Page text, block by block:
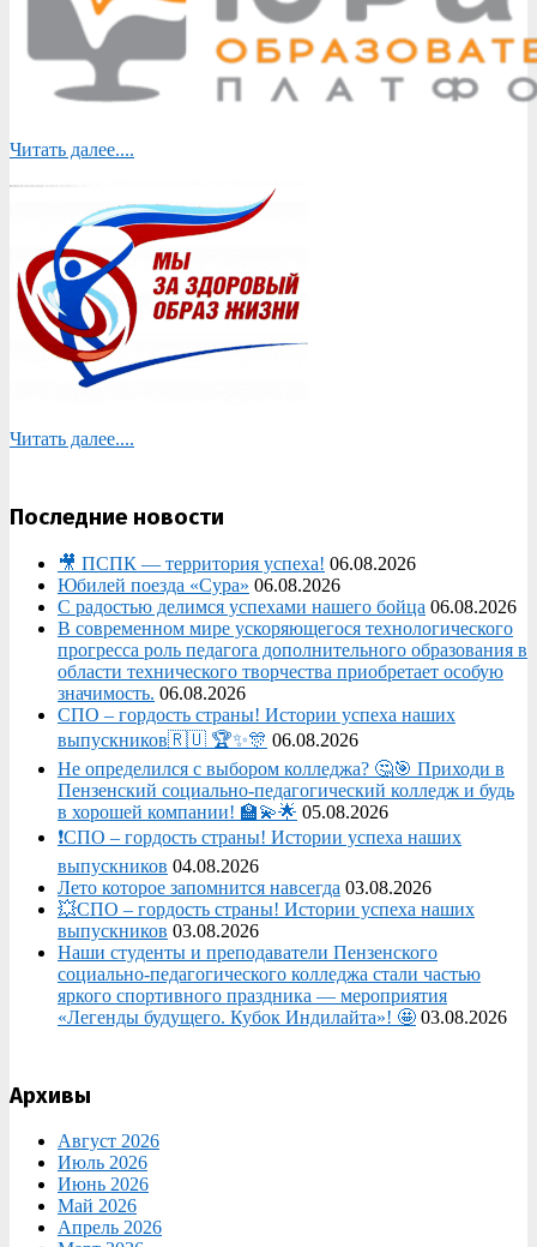
Читать далее....
Читать далее....
Последние новости
🎥 ПСПК — территория успеха! 06.08.2026
Юбилей поезда «Сура» 06.08.2026
С радостью делимся успехами нашего бойца 06.08.2026
В современном мире ускоряющегося технологического
прогресса роль педагога дополнительного образования в
области технического творчества приобретает особую
значимость. 06.08.2026
СПО – гордость страны! Истории успеха наших
выпускников🇷🇺 🏆✨🎊 06.08.2026
Не определился с выбором колледжа? 🤔🎯 Приходи в
Пензенский социально-педагогический колледж и будь
в хорошей компании! 🏫💫🌟 05.08.2026
❗СПО – гордость страны! Истории успеха наших
выпускников 04.08.2026
Лето которое запомнится навсегда 03.08.2026
💥СПО – гордость страны! Истории успеха наших
выпускников 03.08.2026
Наши студенты и преподаватели Пензенского
социально‑педагогического колледжа стали частью
яркого спортивного праздника — мероприятия
«Легенды будущего. Кубок Индилайта»! 🤩 03.08.2026
Архивы
Август 2026
Июль 2026
Июнь 2026
Май 2026
Апрель 2026